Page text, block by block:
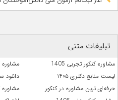
تبلیغات متنی
مشاوره کنکور تجربی 1405
مشاوره
لیست منابع دکتری ۱۴۰۵
حرفه‌ای ترین مشاوره در کنکور
مشاوره